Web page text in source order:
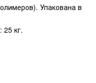
Упакована в
кг.